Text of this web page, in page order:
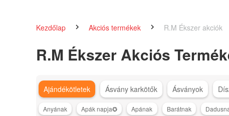
Kezdőlap Akciós termékek R.M Ékszer akciók
R.M Ékszer Akciós
Ajándékötletek Ásvány karkötők Ásványok
Anyának Apák napja✪ Apának Barátnak